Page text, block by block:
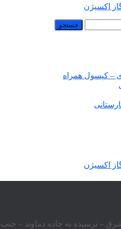
اکسیژن
– کپسول همراه
اکسیژن
– نرسیده به جاده دماوند – جنب